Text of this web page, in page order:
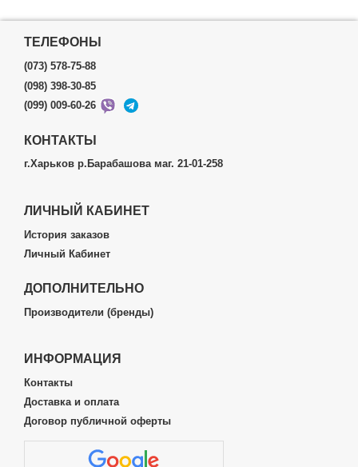
ТЕЛЕФОНЫ
(073) 578-75-88
(098) 398-30-85
(099) 009-60-26
КОНТАКТЫ
г.Харьков р.Барабашова маг. 21-01-258
ЛИЧНЫЙ КАБИНЕТ
История заказов
Личный Кабинет
ДОПОЛНИТЕЛЬНО
Производители (бренды)
ИНФОРМАЦИЯ
Контакты
Доставка и оплата
Договор публичной оферты